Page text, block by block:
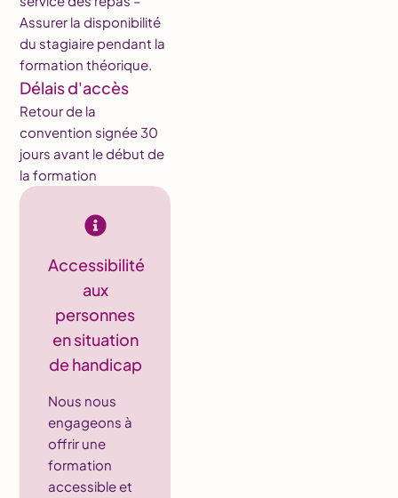
Assurer la disponibilité
du stagiaire pendant la
formation théorique.
Délais d'accès
Retour de la
convention signée 30
jours avant le début de
la formation
Accessibilité
aux
personnes
en situation
de handicap
Nous nous
engageons à
offrir une
formation
accessible et